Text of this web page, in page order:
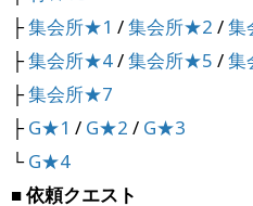
├集会所★1 /集会所★2 /集
├集会所★4/集会所★5 /集
├集会所★7
├G★1 / G★2 / G★3
└G★4
■ 依頼クエスト